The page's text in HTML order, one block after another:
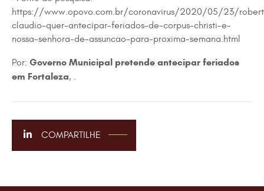
https://www.opovo.com.br/coronavirus/2020/05/23/
claudio-quer-antecipar-feriados-de-corpus-christi-e-
nossa-senhora-de-assuncao-para-proxima-semana.html
Por: Governo Municipal pretende antecipar feriados
em Fortaleza, .
COMPARTILHE